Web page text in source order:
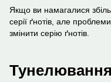
Якщо ви намагалися
серії ґнотів, але
змінити серію ґнотів.
Тунелювання